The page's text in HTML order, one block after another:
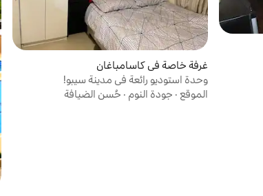
غرفة خاصة في كاسامباغان
وحدة استوديو رائعة في مدينة سيبو!
الموقع · جودة النوم · حُسن الضيافة